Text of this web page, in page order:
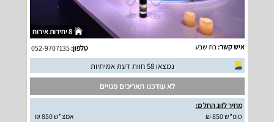
8 יחידות אירוח
איש קשר:בת שבע טלפון:052-9707135
נמצאו 58 חוות דעת אמיתיות
לא עודכנו תאריכים פנויים
מחיר לזוג החל מ:
סופ"ש 850 ₪
אמצ"ש 850 ₪